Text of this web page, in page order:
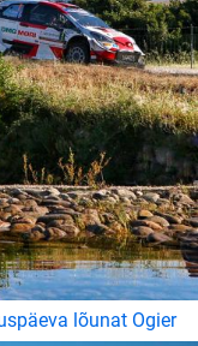
lõunat Ogier